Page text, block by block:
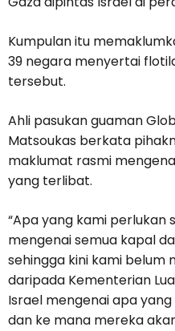
Kumpulan itu
39 negara menyertai
tersebut.
Ahli pasukan guaman
Matsoukas berkata
maklumat rasmi
yang terlibat.
“Apa yang kami perlukan
mengenai semua kapal
sehingga kini kami
daripada Kementerian
Israel mengenai apa
dan ke mana mereka